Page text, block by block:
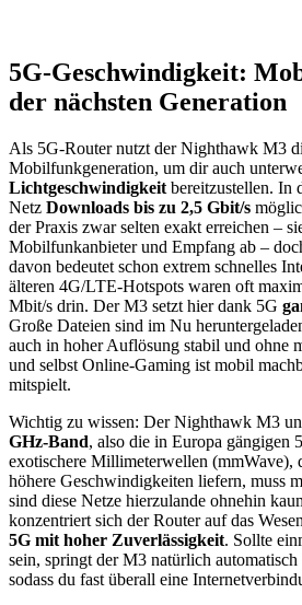
5G-Geschwindigkeit:
der nächsten Generation
Als 5G-Router nutzt der Nighthawk M3
Mobilfunkgeneration, um dir auch
Lichtgeschwindigkeit bereitzustellen. In
Netz Downloads bis zu 2,5 Gbit/s
der Praxis zwar selten exakt erreichen –
Mobilfunkanbieter und Empfang ab –
davon bedeutet schon extrem schnelles
älteren 4G/LTE-Hotspots waren oft
Mbit/s drin. Der M3 setzt hier dank 5G
Große Dateien sind im Nu
auch in hoher Auflösung stabil und ohne
und selbst Online-Gaming ist mobil
mitspielt.
Wichtig zu wissen: Der Nighthawk M3
GHz-Band, also die in Europa gängigen
exotischere Millimeterwellen (mmWave),
höhere Geschwindigkeiten liefern, muss
sind diese Netze hierzulande ohnehin
konzentriert sich der Router auf das
5G mit hoher Zuverlässigkeit. Sollte
sein, springt der M3 natürlich
sodass du fast überall eine